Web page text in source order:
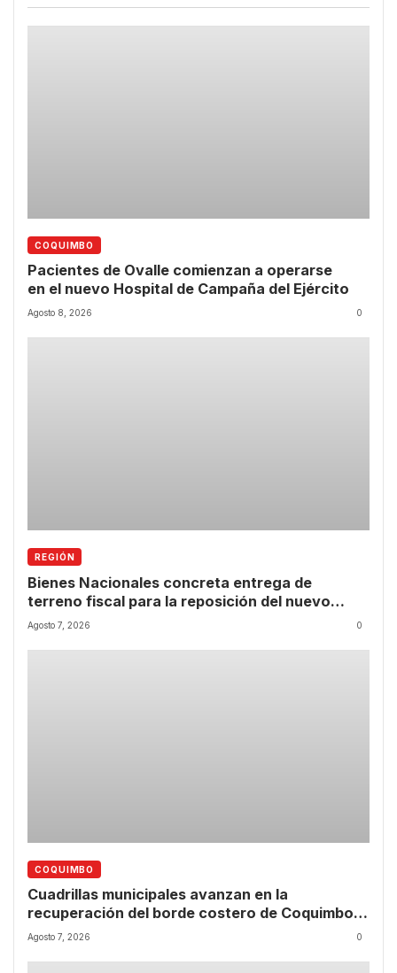
COQUIMBO
Pacientes de Ovalle comienzan a operarse
en el nuevo Hospital de Campaña del Ejército
Agosto 8, 2026 0
REGIÓN
Bienes Nacionales concreta entrega de
terreno fiscal para la reposición del nuevo
CESFAM de Las Compañías
Agosto 7, 2026 0
COQUIMBO
Cuadrillas municipales avanzan en la
recuperación del borde costero de Coquimbo
tras las lluvias
Agosto 7, 2026 0